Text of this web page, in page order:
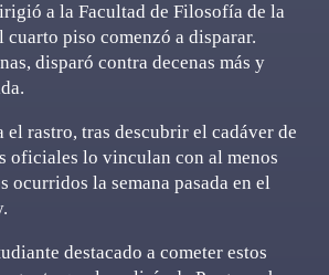
a la Facultad de Filosofía de la
piso comenzó a disparar.
disparó contra decenas más y
rastro, tras descubrir el cadáver de
oficiales lo vinculan con al menos
ocurridos la semana pasada en el
destacado a cometer estos